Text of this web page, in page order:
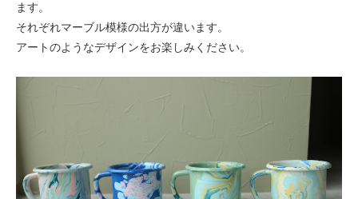
ます。
それぞれマーブル模様の出方が違います。
アートのようなデザインをお楽しみください。